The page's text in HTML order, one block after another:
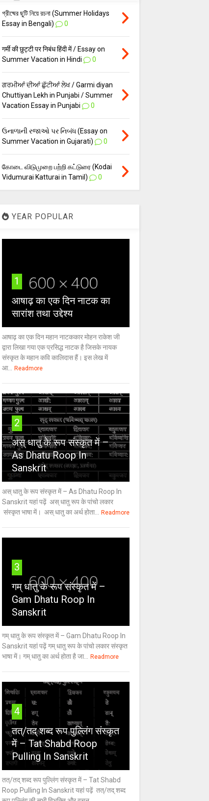
গ্রীষ্মের ছুটি নিয়ে রচনা (Summer Holidays
Essay in Bengali)
0
गर्मी की छुट्टी पर निबंध हिंदी में / Essay on
Summer Vacation in Hindi
0
ਗਰਮੀਆਂ ਦੀਆਂ ਛੁੱਟੀਆਂ ਲੇਖ / Garmi diyan
Chuttiyan Lekh in Punjabi / Summer
Vacation Essay in Punjabi
0
ઉનાળાની રજાઓ પર નિબંધ (Essay on
Summer Vacation in Gujarati)
0
கோடை விடுமுறை பற்றி கட்டுரை (Kodai
Vidumurai Katturai in Tamil)
0
YEAR POPULAR
1
आषाढ़ का एक दिन नाटक का
सारांश तथा उद्देश्य
आषाढ़ का एक दिन महान नाटककार मोहन राकेश जी
द्वारा लिखा गया एक प्रसिद्ध नाटक है जिसके नायक
संस्कृत के महान कवि कालिदास हैं। इस लेख में
आ... Readmore
2
अस् धातु के रूप संस्कृत में –
As Dhatu Roop In
Sanskrit
अस् धातु के रूप संस्कृत में – As Dhatu Roop In
Sanskrit यहां पढ़ें अस् धातु रूप के पांचो लकार
संस्कृत भाषा में। अस् धातु का अर्थ होता... Readmore
3
गम् धातु के रूप संस्कृत में –
Gam Dhatu Roop In
Sanskrit
गम् धातु के रूप संस्कृत में – Gam Dhatu Roop In
Sanskrit यहां पढ़ें गम् धातु रूप के पांचो लकार संस्कृत
भाषा में। गम् धातु का अर्थ होता है जा... Readmore
4
तत्/तद् शब्द रूप पुल्लिंग संस्कृत
में – Tat Shabd Roop
Pulling In Sanskrit
तत्/तद् शब्द रूप पुल्लिंग संस्कृत में – Tat Shabd
Roop Pulling In Sanskrit यहां पढ़ें तत्/तद् शब्द